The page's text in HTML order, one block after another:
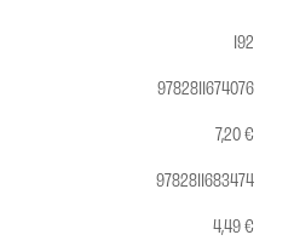
192
9782811674076
7,20 €
9782811683474
4,49 €